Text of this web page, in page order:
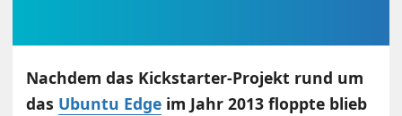
Nachdem das Kickstarter-Projekt rund um
das Ubuntu Edge im Jahr 2013 floppte blieb